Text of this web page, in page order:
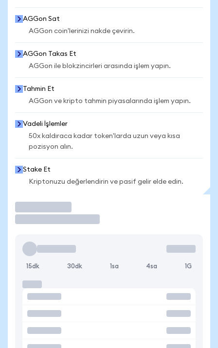
AGGon Sat
AGGon coin'lerinizi nakde çevirin.
AGGon Takas Et
AGGon ile blokzincirleri arasında işlem yapın.
Tahmin Et
AGGon ve kripto tahmin piyasalarında işlem yapın.
Vadeli İşlemler
50x kaldıraca kadar token'larda uzun veya kısa
pozisyon alın.
Stake Et
Kriptonuzu değerlendirin ve pasif gelir elde edin.
15dk 30dk 1sa 4sa 1G